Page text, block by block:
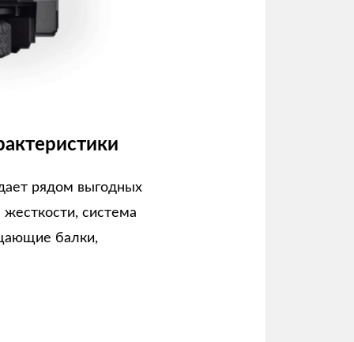
рядом выгодных
жесткости, система
балки,